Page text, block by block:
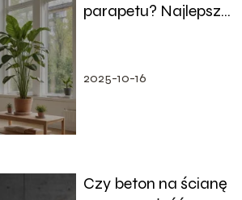
parapetu? Najlepsze
2025-10-16
Czy beton na ścianę